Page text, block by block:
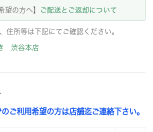
望の方へ】
ご配送とご返却について
住所等は下記にてご確認ください。
渋谷本店
ご利用希望の方は店舗迄ご連絡下さい。